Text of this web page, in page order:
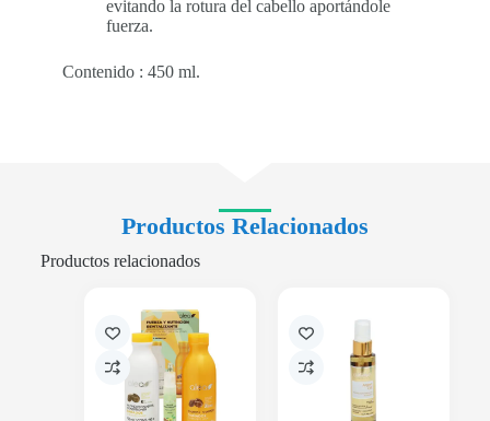
evitando la rotura del cabello aportándole
fuerza.
Contenido : 450 ml.
Productos Relacionados
Productos relacionados